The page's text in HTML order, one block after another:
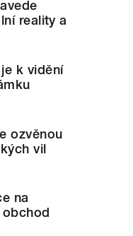
reality a
k vidění
ozvěnou
vil
na